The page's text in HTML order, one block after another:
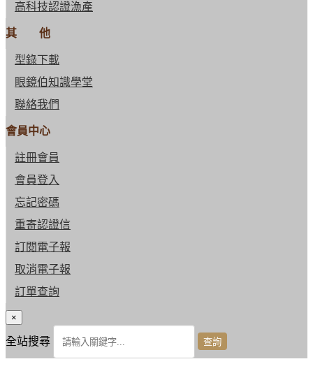
高科技認證漁產
其 他
型錄下載
眼鏡伯知識學堂
聯絡我們
會員中心
註冊會員
會員登入
忘記密碼
重寄認證信
訂閱電子報
取消電子報
訂單查詢
×
全站搜尋